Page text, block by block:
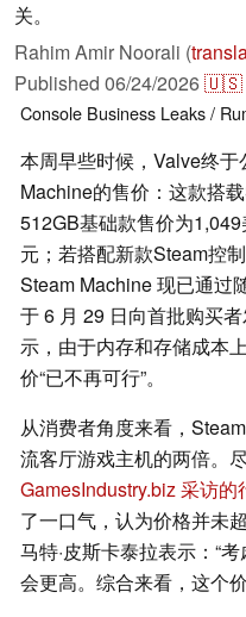
关。
Rahim Amir Noorali (
Published 06/24/2026🇺🇸
Console Business Leaks /
本周早些时候，Valve终
Machine的售价：这款搭
512GB基础款售价为
元；若搭配新款Steam控
Steam Machine 现已通过
于 6 月 29 日向首批购买
示，由于内存和存储成本
价“已不再可行”。
从消费者角度来看，
流客厅游戏主机的两倍。
GamesIndustry.biz 采访的
了一口气，认为价格并未
马特·皮斯卡泰拉表示：“
会更高。综合来看，这个